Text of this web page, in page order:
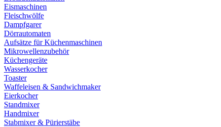
Eismaschinen
Fleischwölfe
Dampfgarer
Dörrautomaten
Aufsätze für Küchenmaschinen
Mikrowellenzubehör
Küchengeräte
Wasserkocher
Toaster
Waffeleisen & Sandwichmaker
Eierkocher
Standmixer
Handmixer
Stabmixer & Pürierstäbe